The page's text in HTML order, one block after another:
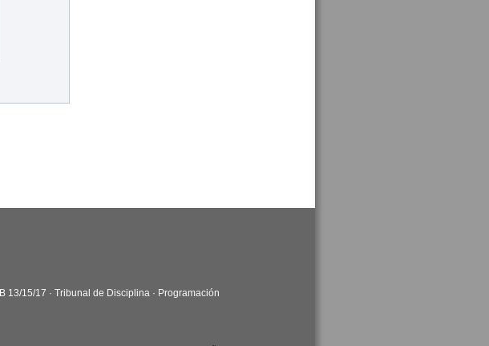
13/15/17 · Tribunal de Disciplina · Programación